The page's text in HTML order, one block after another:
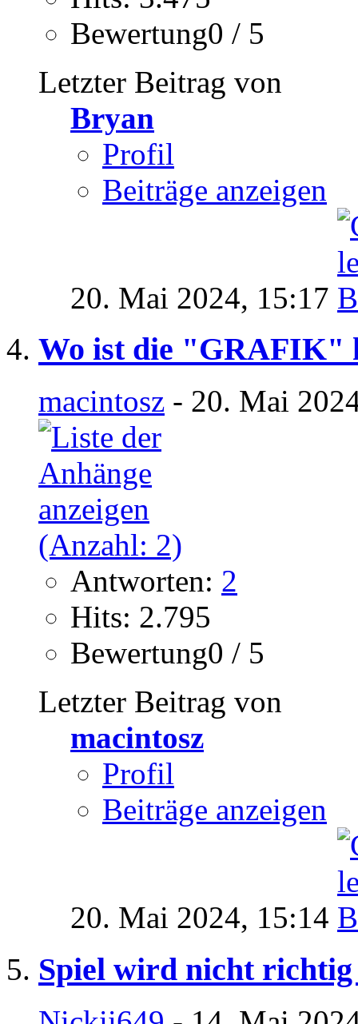
Bewertung0 / 5
Letzter Beitrag von
Bryan
Profil
Beiträge anzeigen
20. Mai 2024, 15:17
Wo ist die "GRAFIK"
macintosz - 20. Mai
Antworten: 2
Hits: 2.795
Bewertung0 / 5
Letzter Beitrag von
macintosz
Profil
Beiträge anzeigen
20. Mai 2024, 15:14
Spiel wird nicht richtig